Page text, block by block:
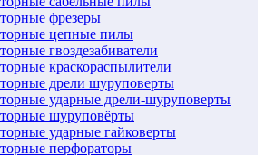
фрезеры
цепные пилы
гвоздезабиватели
краскораспылители
дрели шуруповерты
ударные дрели-шуруповерты
шуруповёрты
ударные гайковерты
перфораторы